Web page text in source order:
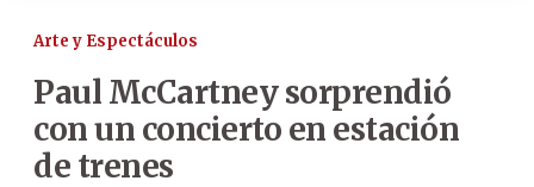
Arte y Espectáculos
Paul McCartney sorprendió
con un concierto en estación
de trenes